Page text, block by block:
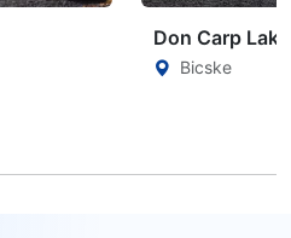
Don Carp Lake
Bicske